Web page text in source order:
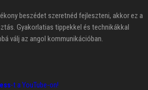
beszédet szeretnéd fejleszteni, akkor ez a
Gyakorlatias tippekkel és technikákkal
válj az angol kommunikációban.
-t a YouTube-on!